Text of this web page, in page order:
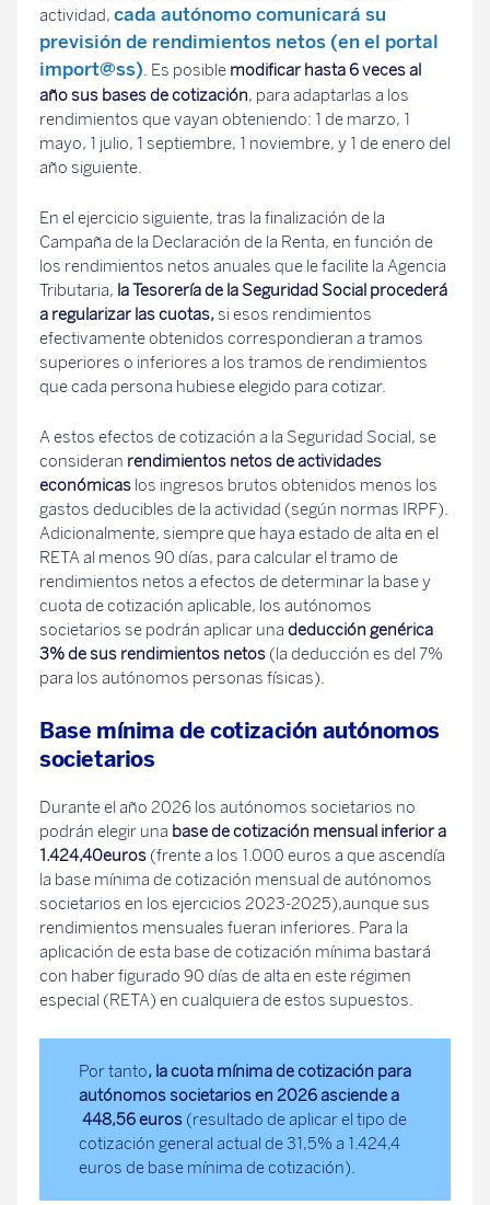
actividad, cada autónomo comunicará su
previsión de rendimientos netos (en el portal
import@ss). Es posible modificar hasta 6 veces al
año sus bases de cotización, para adaptarlas a los
rendimientos que vayan obteniendo: 1 de marzo, 1
mayo, 1 julio, 1 septiembre, 1 noviembre, y 1 de enero del
año siguiente.
En el ejercicio siguiente, tras la finalización de la
Campaña de la Declaración de la Renta, en función de
los rendimientos netos anuales que le facilite la Agencia
Tributaria, la Tesorería de la Seguridad Social procederá
a regularizar las cuotas, si esos rendimientos
efectivamente obtenidos correspondieran a tramos
superiores o inferiores a los tramos de rendimientos
que cada persona hubiese elegido para cotizar.
A estos efectos de cotización a la Seguridad Social, se
consideran rendimientos netos de actividades
económicas los ingresos brutos obtenidos menos los
gastos deducibles de la actividad (según normas IRPF).
Adicionalmente, siempre que haya estado de alta en el
RETA al menos 90 días, para calcular el tramo de
rendimientos netos a efectos de determinar la base y
cuota de cotización aplicable, los autónomos
societarios se podrán aplicar una deducción genérica
3% de sus rendimientos netos (la deducción es del 7%
para los autónomos personas físicas).
Base mínima de cotización autónomos
societarios
Durante el año 2026 los autónomos societarios no
podrán elegir una base de cotización mensual inferior a
1.424,40euros (frente a los 1.000 euros a que ascendía
la base mínima de cotización mensual de autónomos
societarios en los ejercicios 2023-2025),aunque sus
rendimientos mensuales fueran inferiores. Para la
aplicación de esta base de cotización mínima bastará
con haber figurado 90 días de alta en este régimen
especial (RETA) en cualquiera de estos supuestos.
Por tanto, la cuota mínima de cotización para
autónomos societarios en 2026 asciende a
448,56 euros (resultado de aplicar el tipo de
cotización general actual de 31,5% a 1.424,4
euros de base mínima de cotización).